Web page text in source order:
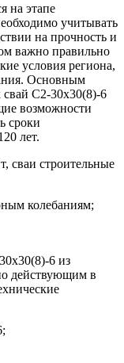
на этапе
учитывать
на прочность и
важно правильно
условия региона,
Основным
свай С2-30х30(8)-6
возможности
сроки
лет.
сваи строительные
колебаниям;
6 из
действующим в